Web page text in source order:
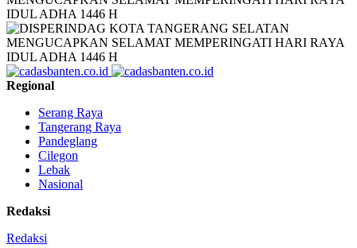
Regional
Serang Raya
Tangerang Raya
Pandeglang
Cilegon
Lebak
Nasional
Redaksi
Redaksi